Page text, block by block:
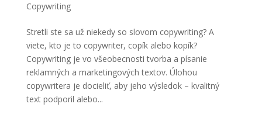
Copywriting
Stretli ste sa už niekedy so slovom copywriting? A
viete, kto je to copywriter, copík alebo kopík?
Copywriting je vo všeobecnosti tvorba a písanie
reklamných a marketingových textov. Úlohou
copywritera je docieliť, aby jeho výsledok – kvalitný
text podporil alebo...